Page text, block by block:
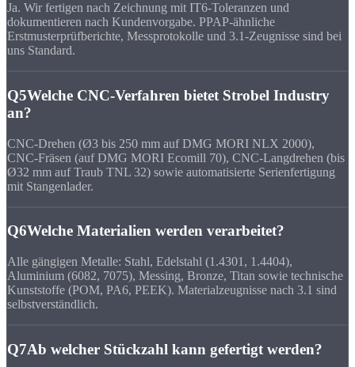
Ja. Wir fertigen nach Zeichnung mit IT6-Toleranzen und
dokumentieren nach Kundenvorgabe. PPAP-ähnliche
Erstmusterprüfberichte, Messprotokolle und 3.1-Zeugnisse sind bei
uns Standard.
Q5Welche CNC-Verfahren bietet Strobel Industry
an?
CNC-Drehen (Ø3 bis 250 mm auf DMG MORI NLX 2000),
CNC-Fräsen (auf DMG MORI Ecomill 70), CNC-Langdrehen (bis
Ø32 mm auf Traub TNL 32) sowie automatisierte Serienfertigung
mit Stangenlader.
Q6Welche Materialien werden verarbeitet?
Alle gängigen Metalle: Stahl, Edelstahl (1.4301, 1.4404),
Aluminium (6082, 7075), Messing, Bronze, Titan sowie technische
Kunststoffe (POM, PA6, PEEK). Materialzeugnisse nach 3.1 sind
selbstverständlich.
Q7Ab welcher Stückzahl kann gefertigt werden?